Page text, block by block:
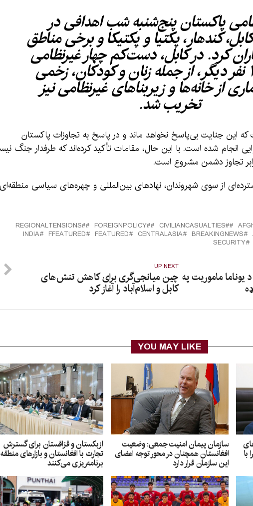
پاکستان پنج‌شنبه شب اهدافی در
کندهار، پکتیا و پکتیکا و برخی مناطق
کرد. در کابل، دست‌کم چهار غیرنظامی
شهید و ۱۴ نفر دیگر، از جمله زنان و کودکان، زخمی
از خانه‌ها و زیربنا‌های غیرنظامی نیز
تخریب شد.
که این جنایت بی‌پاسخ نخواهد ماند و در پاسخ به تجاوزات پاکستان
شده است. با این حال، مقامات تأکید کرده‌اند که طرفدار جنگ
تجاوز دشمن مشروع است.
از سوی شهروندان، نهادهای بین‌المللی و چهره‌های سیاسی
#CIVILIANCASUALTIES
#FOREIGNPOLICY
#REGIONALTENSIONS
BREAKINGNEWS
CENTRALASIA
FEATURED
FFEATURED
INDIA
SECURITY
UP NEXT
چین میانجی‌گری برای کاهش تنش‌های
کابل و اسلام‌آباد را آغاز کرد
یوناما ماموریت په
YOU MAY LIKE
با
سازمان پیمان امنیت جمعی: وضعیت
افغانستان همچنان در محور توجه اعضای
این سازمان قرار دارد
ازبکستان و قزاقستان برای گسترش
تجارت با افغانستان و بازارهای
برنامه‌ریزی می‌کنند